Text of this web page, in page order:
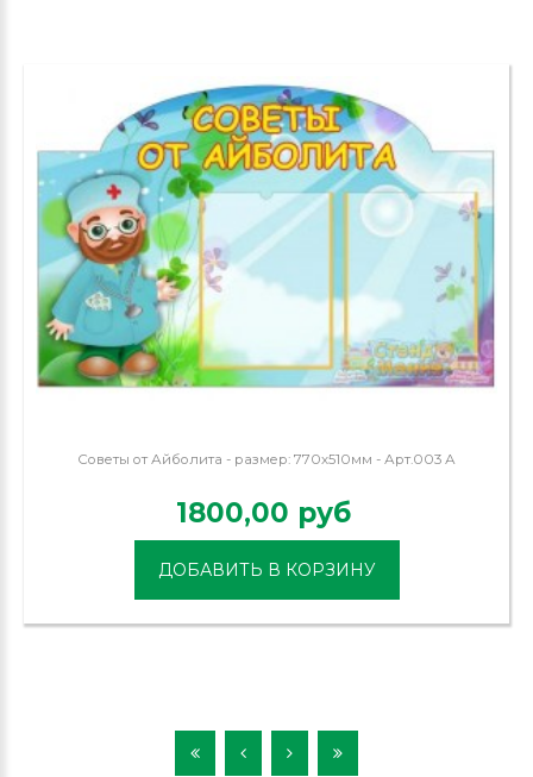
Советы от Айболита - размер: 770х510мм - Арт.003 А
1800,00 руб
ДОБАВИТЬ В КОРЗИНУ